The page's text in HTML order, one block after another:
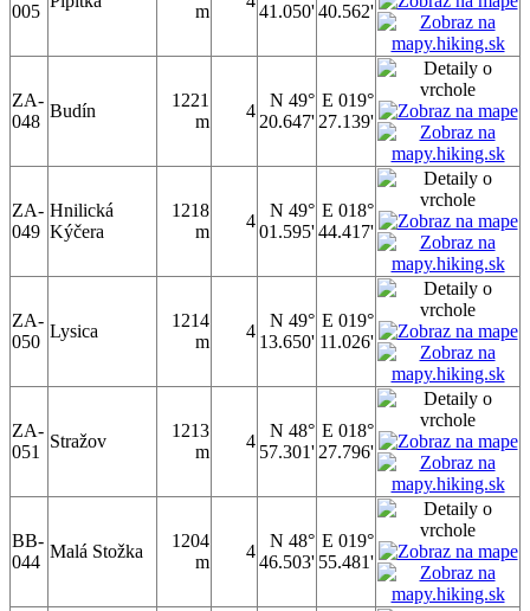
005
m
41.050'40.562'
ZA-
048
Budín
1221
m
4
N 49°
20.647'
E 019°
27.139'
ZA-
049
Hnilická
Kýčera
1218
m
4
N 49°
01.595'
E 018°
44.417'
ZA-
050
Lysica
1214
m
4
N 49°
13.650'
E 019°
11.026'
ZA-
051
Stražov
1213
m
4
N 48°
57.301'
E 018°
27.796'
BB-
044
Malá Stožka
1204
m
4
N 48°
46.503'
E 019°
55.481'